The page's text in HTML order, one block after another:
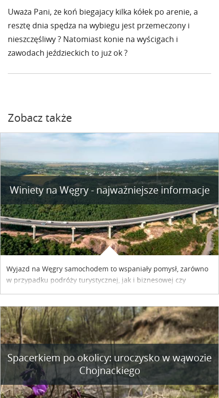
Uważa Pani, że koń biegajacy kilka kółek po arenie, a
resztę dnia spędza na wybiegu jest przemeczony i
nieszczęśliwy ? Natomiast konie na wyścigach i
zawodach jeździeckich to już ok ?
Zobacz także
Winiety na Węgry - najważniejsze informacje
Wyjazd na Węgry samochodem to wspaniały pomysł, zarówno
w przypadku podróży turystycznej, jak i biznesowej czy
współpracy reklamowej z Hungary Vignette.
Spacerkiem po okolicy: uroczysko w wąwozie
Chojnackiego